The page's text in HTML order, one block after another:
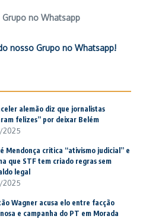
Grupo no Whatsapp
nosso Grupo no Whatsapp!
alemão diz que jornalistas
felizes” por deixar Belém
2025
Mendonça critica “ativismo judicial” e
que STF tem criado regras sem
legal
2025
Wagner acusa elo entre facção
e campanha do PT em Morada